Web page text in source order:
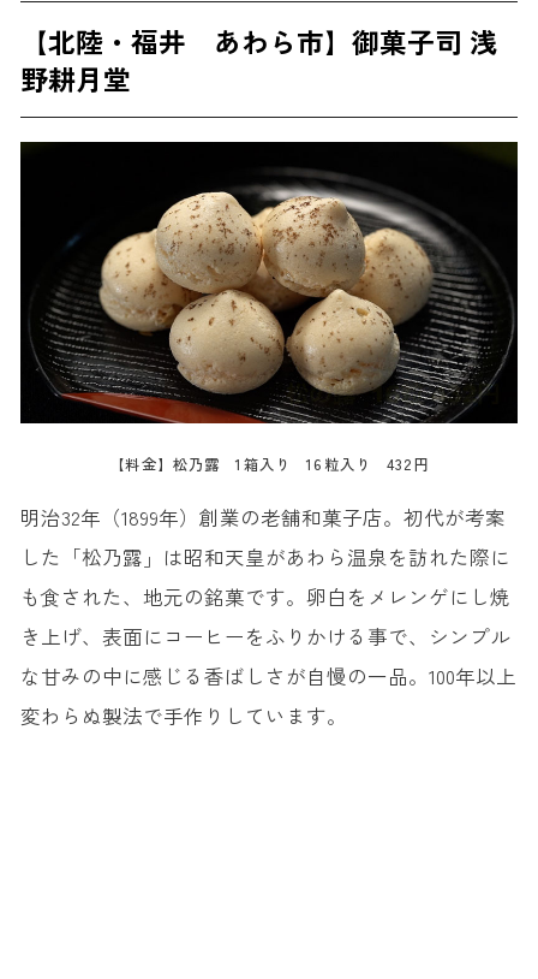
【北陸・福井 あわら市】御菓子司 浅
野耕月堂
【料金】松乃露 1箱入り 16粒入り 432円
明治32年（1899年）創業の老舗和菓子店。初代が考案
した「松乃露」は昭和天皇があわら温泉を訪れた際に
も食された、地元の銘菓です。卵白をメレンゲにし焼
き上げ、表面にコーヒーをふりかける事で、シンプル
な甘みの中に感じる香ばしさが自慢の一品。100年以上
変わらぬ製法で手作りしています。